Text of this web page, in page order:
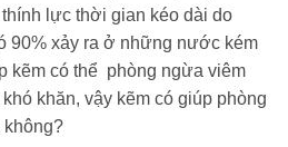
lực thời gian kéo dài do
90% xảy ra ở những nước kém
kẽm có thể phòng ngừa viêm
khăn, vậy kẽm có giúp phòng
không?